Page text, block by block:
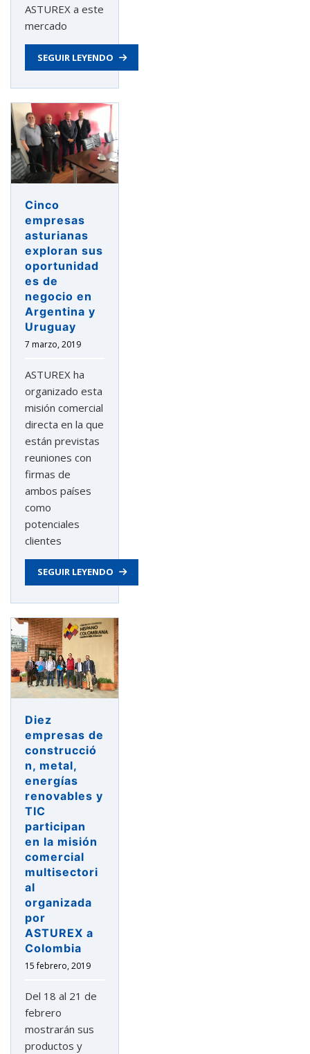
ASTUREX a este
mercado
SEGUIR LEYENDO
Cinco
empresas
asturianas
exploran sus
oportunidad
es de
negocio en
Argentina y
Uruguay
7 marzo, 2019
ASTUREX ha
organizado esta
misión comercial
directa en la que
están previstas
reuniones con
firmas de
ambos países
como
potenciales
clientes
SEGUIR LEYENDO
Diez
empresas de
construcció
n, metal,
energías
renovables y
TIC
participan
en la misión
comercial
multisectori
al
organizada
por
ASTUREX a
Colombia
15 febrero, 2019
Del 18 al 21 de
febrero
mostrarán sus
productos y